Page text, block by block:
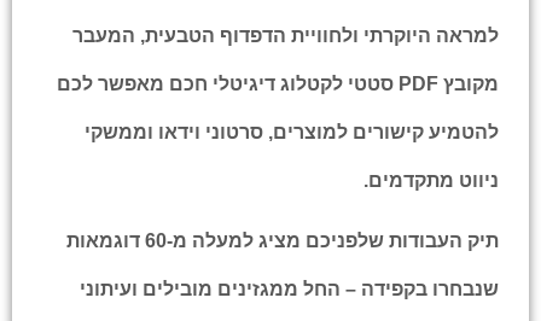
למראה היוקרתי ולחוויית הדפדוף הטבעית, המעבר
מקובץ PDF סטטי לקטלוג דיגיטלי חכם מאפשר לכם
להטמיע קישורים למוצרים, סרטוני וידאו וממשקי
ניווט מתקדמים.
תיק העבודות שלפניכם מציג למעלה מ-60 דוגמאות
שנבחרו בקפידה – החל ממגזינים מובילים ועיתוני